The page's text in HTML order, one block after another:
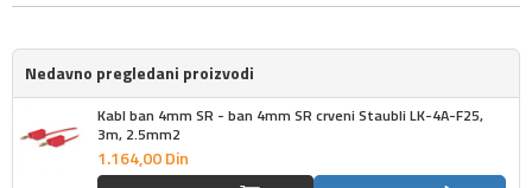
Nedavno pregledani proizvodi
Kabl ban 4mm SR - ban 4mm SR crveni Staubli LK-4A-F25,
3m, 2.5mm2
1.164,00Din